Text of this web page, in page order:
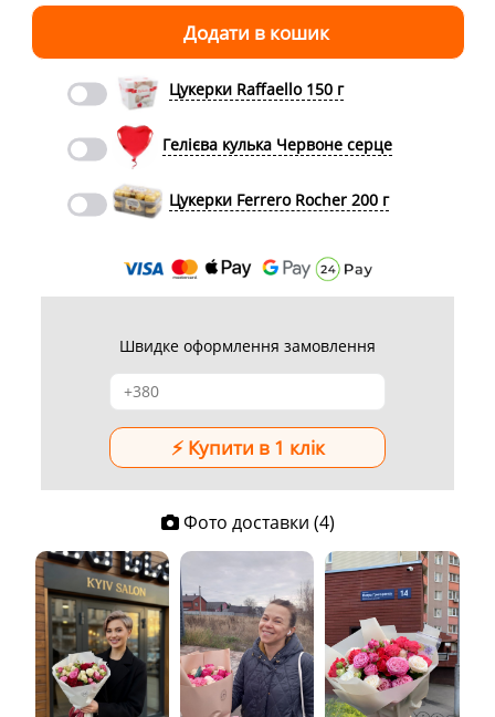
Цукерки Raffaello 150 г
Гелієва кулька Червоне серце
Цукерки Ferrero Rocher 200 г
Швидке оформлення замовлення
Фото доставки (4)